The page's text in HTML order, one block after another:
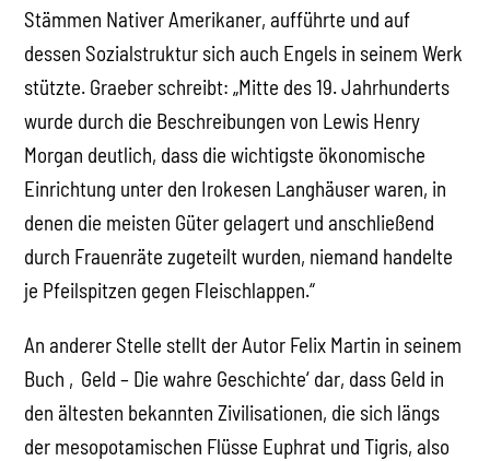
Stämmen Nativer Amerikaner, aufführte und auf
dessen Sozialstruktur sich auch Engels in seinem Werk
stützte. Graeber schreibt: „Mitte des 19. Jahrhunderts
wurde durch die Beschreibungen von Lewis Henry
Morgan deutlich, dass die wichtigste ökonomische
Einrichtung unter den Irokesen Langhäuser waren, in
denen die meisten Güter gelagert und anschließend
durch Frauenräte zugeteilt wurden, niemand handelte
je Pfeilspitzen gegen Fleischlappen.“
An anderer Stelle stellt der Autor Felix Martin in seinem
Buch ‚Geld – Die wahre Geschichte‘ dar, dass Geld in
den ältesten bekannten Zivilisationen, die sich längs
der mesopotamischen Flüsse Euphrat und Tigris, also